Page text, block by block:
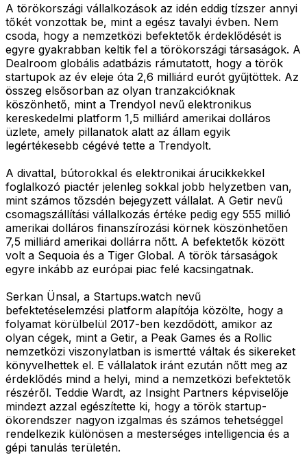
A törökországi vállalkozások az idén eddig tízszer annyi
tőkét vonzottak be, mint a egész tavalyi évben. Nem
csoda, hogy a nemzetközi befektetők érdeklődését is
egyre gyakrabban keltik fel a törökországi társaságok. A
Dealroom globális adatbázis rámutatott, hogy a török
startupok az év eleje óta 2,6 milliárd eurót gyűjtöttek. Az
összeg elsősorban az olyan tranzakcióknak
köszönhető, mint a Trendyol nevű elektronikus
kereskedelmi platform 1,5 milliárd amerikai dolláros
üzlete, amely pillanatok alatt az állam egyik
legértékesebb cégévé tette a Trendyolt.
A divattal, bútorokkal és elektronikai árucikkekkel
foglalkozó piactér jelenleg sokkal jobb helyzetben van,
mint számos tőzsdén bejegyzett vállalat. A Getir nevű
csomagszállítási vállalkozás értéke pedig egy 555 millió
amerikai dolláros finanszírozási körnek köszönhetően
7,5 milliárd amerikai dollárra nőtt. A befektetők között
volt a Sequoia és a Tiger Global. A török társaságok
egyre inkább az európai piac felé kacsingatnak.
Serkan Ünsal, a Startups.watch nevű
befektetéselemzési platform alapítója közölte, hogy a
folyamat körülbelül 2017-ben kezdődött, amikor az
olyan cégek, mint a Getir, a Peak Games és a Rollic
nemzetközi viszonylatban is ismertté váltak és sikereket
könyvelhettek el. E vállalatok iránt ezután nőtt meg az
érdeklődés mind a helyi, mind a nemzetközi befektetők
részéről. Teddie Wardt, az Insight Partners képviselője
mindezt azzal egészítette ki, hogy a török startup-
ökorendszer nagyon izgalmas és számos tehetséggel
rendelkezik különösen a mesterséges intelligencia és a
gépi tanulás területén.